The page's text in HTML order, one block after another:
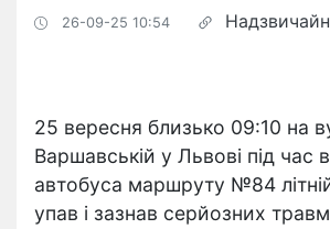
26-09-25 10:54
25 вересня близько 09:10 на
Варшавській у Львові під час
автобуса маршруту №84
упав і зазнав серйозних